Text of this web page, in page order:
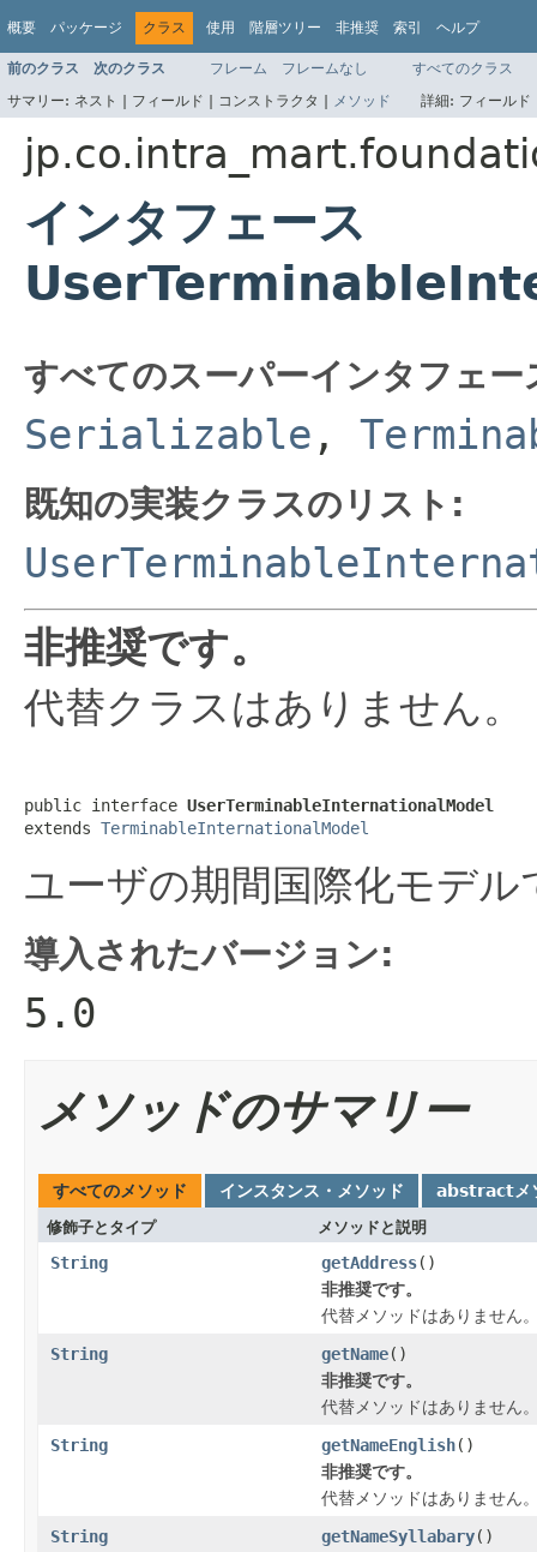
概要 パッケージ クラス 使用 階層ツリー 非推奨 索引 ヘルプ
前のクラス 次のクラス フレーム フレームなし
すべてのクラス
サマリー: ネスト | フィールド | コンストラクタ | メソッド 詳細: フィール
インタフェース
すべてのスーパーインタフェー
Serializable ,
既知の実装クラスのリスト:
非推奨です。
代替クラスはありません。
public interface UserTerminableInternationalModel
extends TerminableInternationalModel
ユーザの期間国際化モデル
導入されたバージョン:
5.0
メソッドのサマリー
すべてのメソッド インスタンス・メソッド abstractメ
修飾子とタイプ メソッドと説明
String getAddress()
非推奨です。
代替メソッドはありません
String
getName()
非推奨です。
代替メソッドはありません
String
getNameEnglish()
非推奨です。
代替メソッドはありません
String
getNameSyllabary()